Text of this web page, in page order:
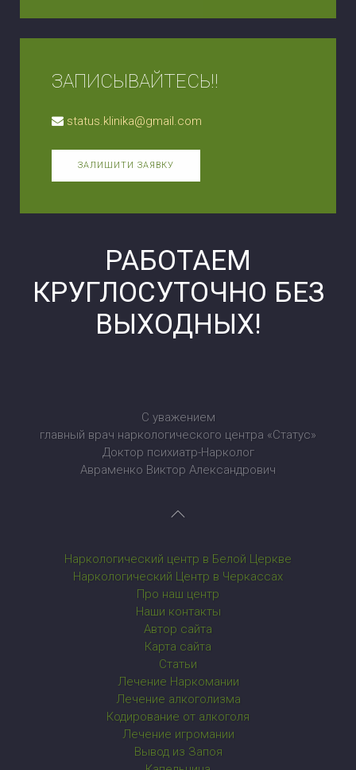
ЗАПИСЫВАЙТЕСЬ!!
status.klinika@gmail.com
ЗАЛИШИТИ ЗАЯВКУ
РАБОТАЕМ
КРУГЛОСУТОЧНО БЕЗ
ВЫХОДНЫХ!
С уважением
главный врач наркологического центра «Статус»
Доктор психиатр-Нарколог
Авраменко Виктор Александрович
Наркологический центр в Белой Церкве
Наркологический Центр в Черкассах
Про наш центр
Наши контакты
Автор сайта
Карта сайта
Статьи
Лечение Наркомании
Лечение алкоголизма
Кодирование от алкоголя
Лечение игромании
Вывод из Запоя